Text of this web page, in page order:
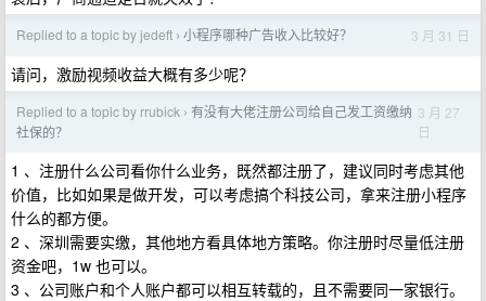
Replied to a topic by jedeft › 小程序哪种广告收入比较好？ 3 月 31 日
请问，激励视频收益大概有多少呢？
Replied to a topic by rrubick › 有没有大佬注册公司给自己发工资缴纳
社保的？
3 月 27
日
1 、注册什么公司看你什么业务，既然都注册了，建议同时考虑其他
价值，比如如果是做开发，可以考虑搞个科技公司，拿来注册小程序
什么的都方便。
2 、深圳需要实缴，其他地方看具体地方策略。你注册时尽量低注册
资金吧，1w 也可以。
3 、公司账户和个人账户都可以相互转载的，且不需要同一家银行。